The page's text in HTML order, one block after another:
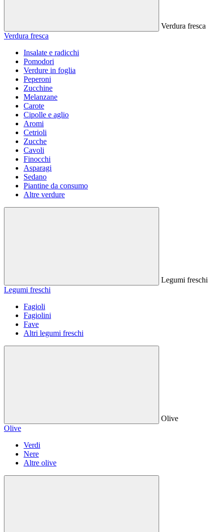
Verdura fresca
Verdura fresca
Insalate e radicchi
Pomodori
Verdure in foglia
Peperoni
Zucchine
Melanzane
Carote
Cipolle e aglio
Aromi
Cetrioli
Zucche
Cavoli
Finocchi
Asparagi
Sedano
Piantine da consumo
Altre verdure
Legumi freschi
Legumi freschi
Fagioli
Fagiolini
Fave
Altri legumi freschi
Olive
Olive
Verdi
Nere
Altre olive